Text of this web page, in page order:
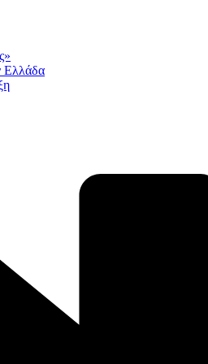
Ελλάδα